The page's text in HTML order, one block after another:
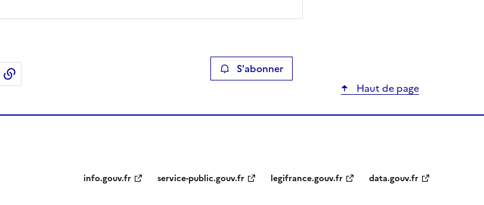
LinkedInpar email
Copier le lien de la page dans le presse-papier S'abonner
Haut de page
info.gouv.fr service-public.gouv.fr legifrance.gouv.fr data.gouv.fr